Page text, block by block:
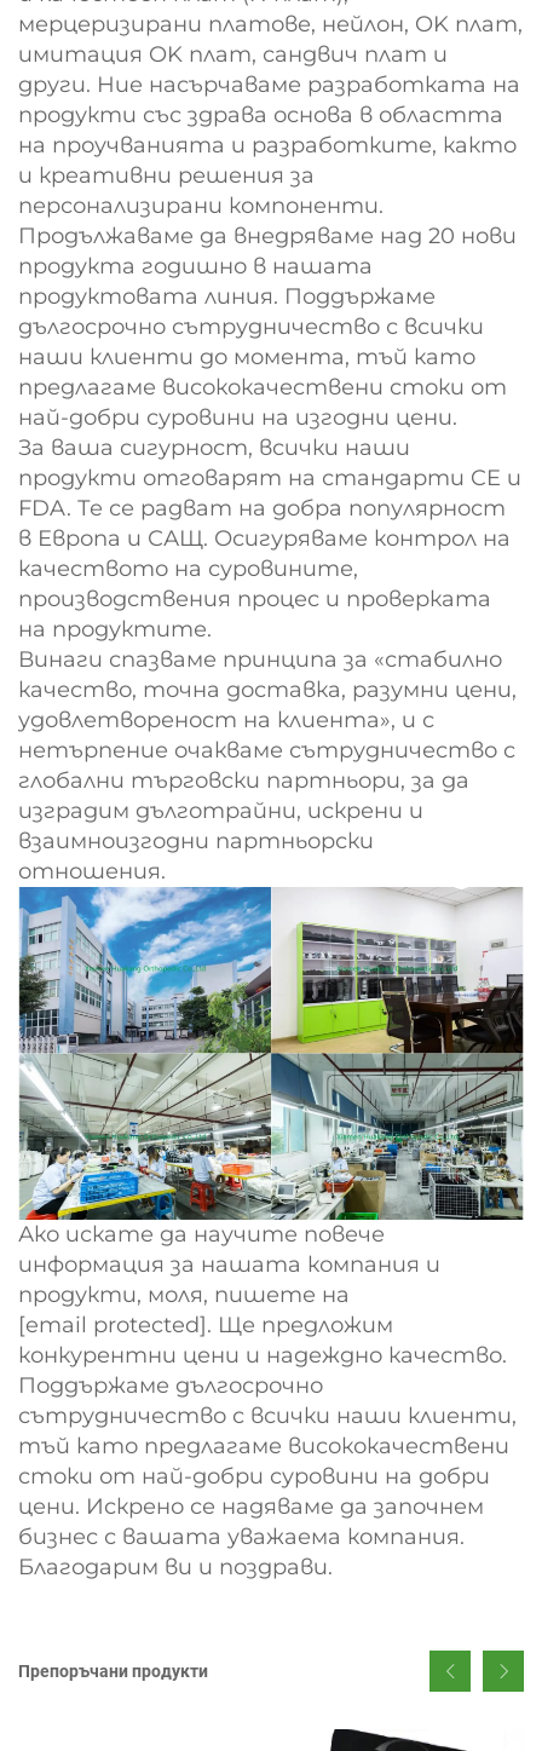
мерцеризирани платове, нейлон, OK плат,
имитация OK плат, сандвич плат и
други. Ние насърчаваме разработката на
продукти със здрава основа в областта
на проучванията и разработките, както
и креативни решения за
персонализирани компоненти.
Продължаваме да внедряваме над 20 нови
продукта годишно в нашата
продуктовата линия. Поддържаме
дългосрочно сътрудничество с всички
наши клиенти до момента, тъй като
предлагаме висококачествени стоки от
най-добри суровини на изгодни цени.
За ваша сигурност, всички наши
продукти отговарят на стандарти CE и
FDA. Те се радват на добра популярност
в Европа и САЩ. Осигуряваме контрол на
качеството на суровините,
производствения процес и проверката
на продуктите.
Винаги спазваме принципа за «стабилно
качество, точна доставка, разумни цени,
удовлетвореност на клиента», и с
нетърпение очакваме сътрудничество с
глобални търговски партньори, за да
изградим дълготрайни, искрени и
взаимноизгодни партньорски
отношения.
Ако искате да научите повече
информация за нашата компания и
продукти, моля, пишете на
[email protected]. Ще предложим
конкурентни цени и надеждно качество.
Поддържаме дългосрочно
сътрудничество с всички наши клиенти,
тъй като предлагаме висококачествени
стоки от най-добри суровини на добри
цени. Искрено се надяваме да започнем
бизнес с вашата уважаема компания.
Благодарим ви и поздрави.
Препоръчани продукти